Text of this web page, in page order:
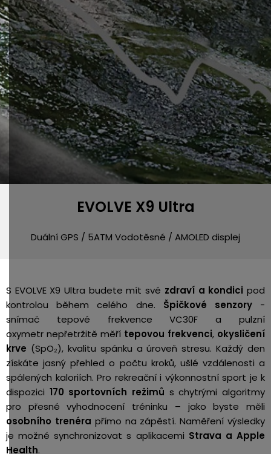
EVOLVE X9 Ultra
Duální GPS / 5ATM Vodotěsné / AMOLED displej
S EVOLVE X9 Ultra budete mít své zdraví a kondici pod
kontrolou během celého dne. Špičkové senzory-
snímač tepové frekvence VC30F a pulzní
oxymetr nepřetržitě měří tepovou frekvenci, okysličení
krve (SpO₂), kvalitu spánku a úroveň stresu. Každý den
získáte jasný přehled o počtu kroků, ušlé vzdálenosti a
spálených kaloriích. Pro rekreační i výkonnostní sport je k
dispozici 170 sportovních režimů s chytrými algoritmy
pro přesné vyhodnocení tréninku – jako byste měli
osobního trenéra přímo na zápěstí. Naměření výsledky
je možné synchronizovat s aplikacemi Strava a Apple
Health.